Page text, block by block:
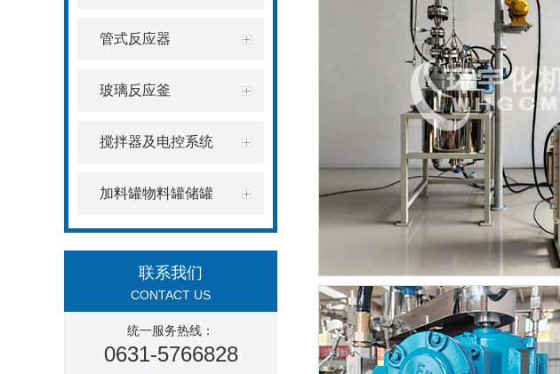
管式反应器
玻璃反应釜
搅拌器及电控系统
加料罐物料罐储罐
联系我们
CONTACT US
统一服务热线：
0631-5766828